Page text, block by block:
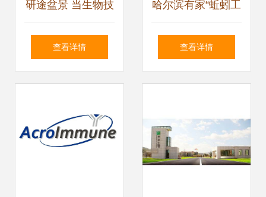
研途盆景 当生物技
术遇上园艺，如何
查看详情
哈尔滨有家“蚯蚓工
厂” 日食垃圾6吨
查看详情